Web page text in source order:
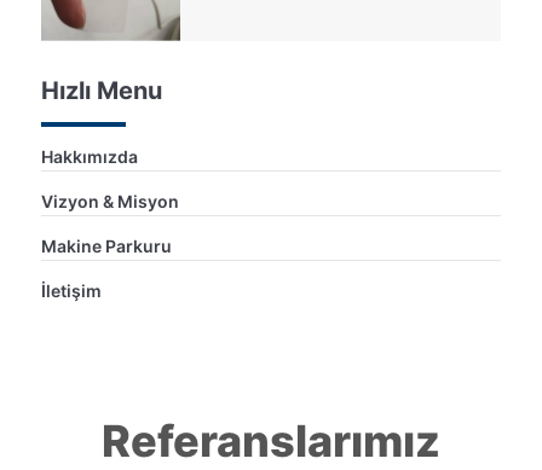
Hızlı Menu
Hakkımızda
Vizyon & Misyon
Makine Parkuru
İletişim
Referanslarımız